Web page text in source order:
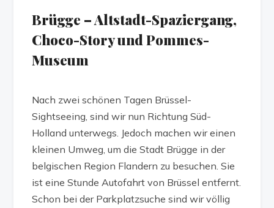
Brügge – Altstadt-Spaziergang,
Choco-Story und Pommes-
Museum
Nach zwei schönen Tagen Brüssel-
Sightseeing, sind wir nun Richtung Süd-
Holland unterwegs. Jedoch machen wir einen
kleinen Umweg, um die Stadt Brügge in der
belgischen Region Flandern zu besuchen. Sie
ist eine Stunde Autofahrt von Brüssel entfernt.
Schon bei der Parkplatzsuche sind wir völlig